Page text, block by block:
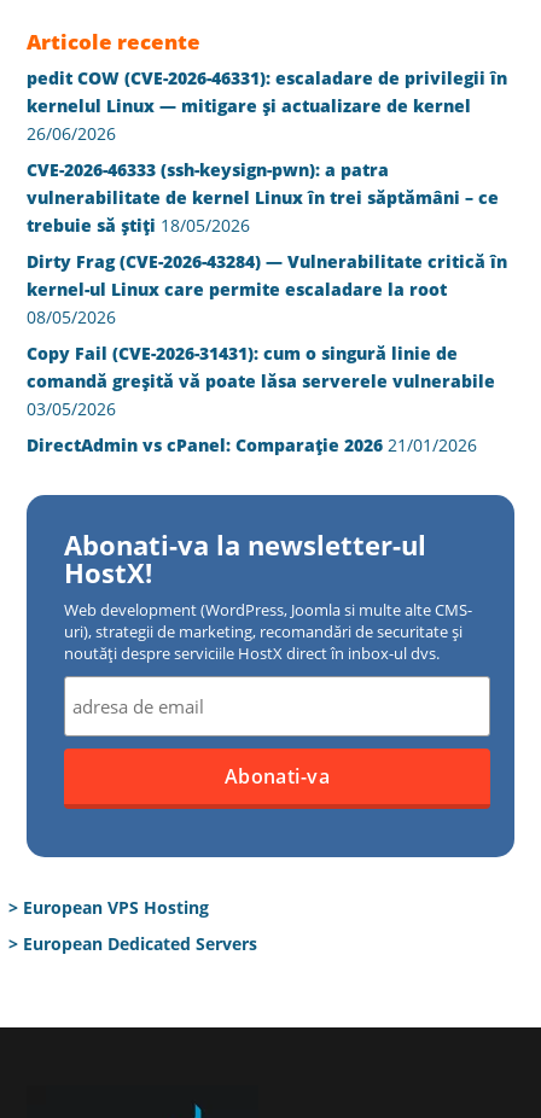
Articole recente
pedit COW (CVE-2026-46331): escaladare de privilegii în
kernelul Linux — mitigare și actualizare de kernel
26/06/2026
CVE-2026-46333 (ssh-keysign-pwn): a patra
vulnerabilitate de kernel Linux în trei săptămâni – ce
trebuie să știți 18/05/2026
Dirty Frag (CVE-2026-43284) — Vulnerabilitate critică în
kernel-ul Linux care permite escaladare la root
08/05/2026
Copy Fail (CVE-2026-31431): cum o singură linie de
comandă greșită vă poate lăsa serverele vulnerabile
03/05/2026
DirectAdmin vs cPanel: Comparație 2026 21/01/2026
Abonati-va la newsletter-ul
HostX!
Web development (WordPress, Joomla si multe alte CMS-
uri), strategii de marketing, recomandări de securitate și
noutăți despre serviciile HostX direct în inbox-ul dvs.
> European VPS Hosting
> European Dedicated Servers